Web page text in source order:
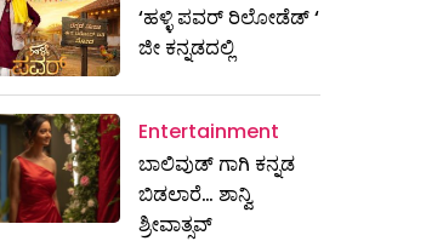
‘ಹಳ್ಳಿ ಪವರ್ ರಿಲೋಡೆಡ್ ‘
ಜೀ ಕನ್ನಡದಲ್ಲಿ
Entertainment
ಬಾಲಿವುಡ್ ಗಾಗಿ ಕನ್ನಡ
ಬಿಡಲಾರೆ… ಶಾನ್ವಿ
ಶ್ರೀವಾತ್ಸವ್